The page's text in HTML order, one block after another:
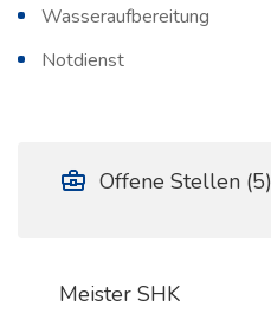
Wasseraufbereitung
Notdienst
Offene Stellen (5)
Meister SHK